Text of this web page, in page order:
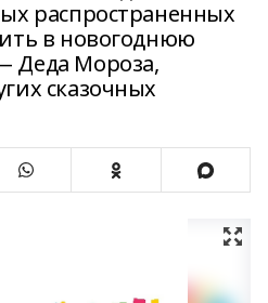
распространенных
в новогоднюю
Деда Мороза,
сказочных